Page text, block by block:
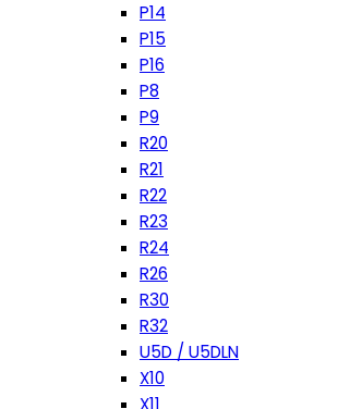
P14
P15
P16
P8
P9
R20
R21
R22
R23
R24
R26
R30
R32
U5D / U5DLN
X10